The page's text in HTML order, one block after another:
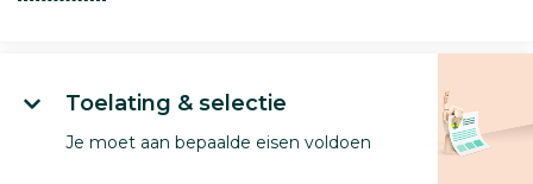
Toelating & selectie
Je moet aan bepaalde eisen voldoen